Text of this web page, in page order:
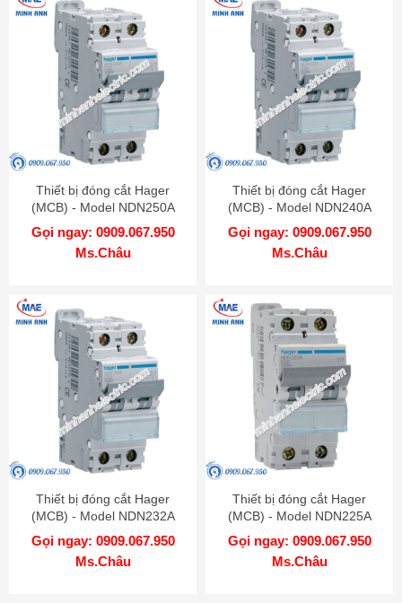
Thiết bị đóng cắt Hager
(MCB) - Model NDN250A
Gọi ngay: 0909.067.950
Ms.Châu
Thiết bị đóng cắt Hager
(MCB) - Model NDN240A
Gọi ngay: 0909.067.950
Ms.Châu
Thiết bị đóng cắt Hager
(MCB) - Model NDN232A
Gọi ngay: 0909.067.950
Ms.Châu
Thiết bị đóng cắt Hager
(MCB) - Model NDN225A
Gọi ngay: 0909.067.950
Ms.Châu